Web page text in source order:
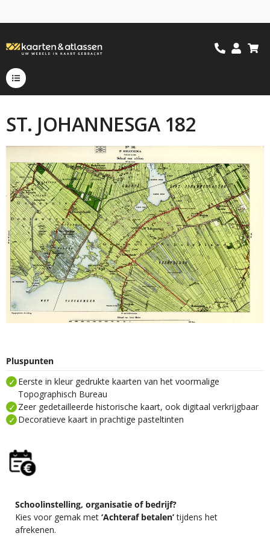
ST. JOHANNESGA 182
Pluspunten
Eerste in kleur gedrukte kaarten van het voormalige
Topographisch Bureau
Zeer gedetailleerde historische kaart, ook digitaal verkrijgbaar
Decoratieve kaart in prachtige pasteltinten
Schoolinstelling, organisatie of bedrijf?
Kies voor gemak met ‘Achteraf betalen’tijdens het
afrekenen.